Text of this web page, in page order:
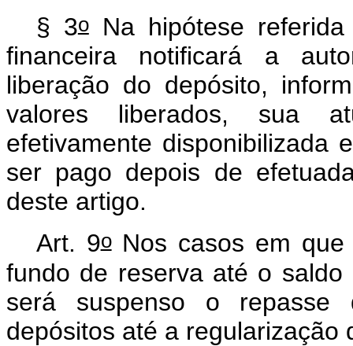
§ 3oNa hipótese
financeira notificará a
liberação do depósito,
valores liberados, sua
efetivamente disponibilizada
ser pago depois de
deste artigo.
Art. 9oNos casos em que
fundo de reserva até o
será suspenso o repasse
depósitos até a regularização